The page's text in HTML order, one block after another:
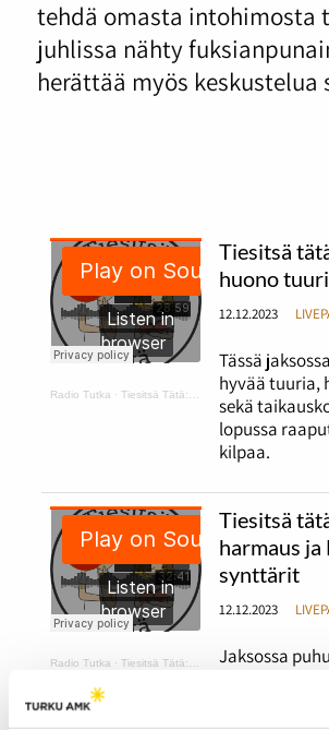
tehdä omasta intohimosta
juhlissa nähty
herättää myös keskustelua
Radio Tutka ·Tiesitsä Tätä: hyvä ja huono tuuri
Tiesitsä
huono tuuri
12.12.2023
Tässä
hyvää tuuria,
sekä
lopussa
kilpaa.
Radio Tutka ·Tiesitsä Tätä: harmaus ja Disneyn synttärit
Tiesitsä
harmaus ja
synttärit
12.12.2023
Jaksossa
sekä